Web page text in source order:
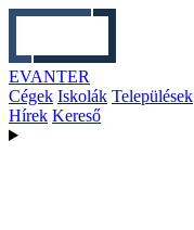
EVANTER
Cégek Iskolák Települések
Hírek Kereső